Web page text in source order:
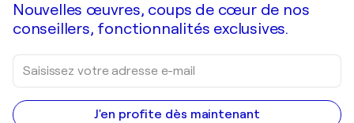
Nouvelles œuvres, coups de cœur de nos
conseillers, fonctionnalités exclusives.
J'en profite dès maintenant